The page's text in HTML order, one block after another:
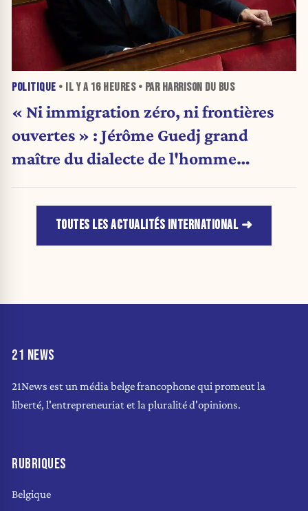
POLITIQUE • IL Y A 16 HEURES• PAR HARRISON DU BUS
« Ni immigration zéro, ni frontières
ouvertes » : Jérôme Guedj grand
maître du dialecte de l'homme
TOUTES LES ACTUALITÉS INTERNATIONAL
21 NEWS
21News est un média belge francophone qui promeut la
liberté, l'entrepreneuriat et la pluralité d'opinions.
RUBRIQUES
Belgique